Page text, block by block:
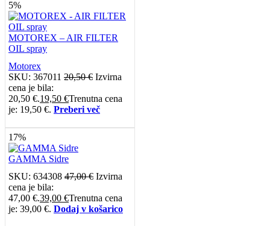
5%
MOTOREX – AIR FILTER
OIL spray
Motorex
SKU: 367011 20,50€ Izvirna
cena je bila:
20,50 €.19,50 €Trenutna cena
je: 19,50 €. Preberi več
17%
GAMMA Sidre
SKU: 634308 47,00€ Izvirna
cena je bila:
47,00 €.39,00 €Trenutna cena
je: 39,00 €. Dodaj v košarico